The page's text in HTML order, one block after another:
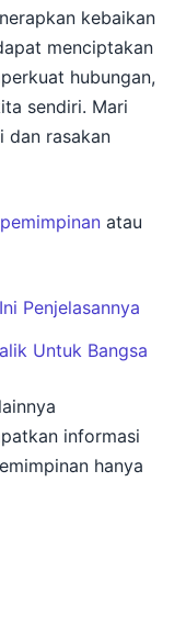
kebaikan
menciptakan
hubungan,
sendiri. Mari
dan rasakan
atau
Penjelasannya
Untuk Bangsa
informasi
hanya